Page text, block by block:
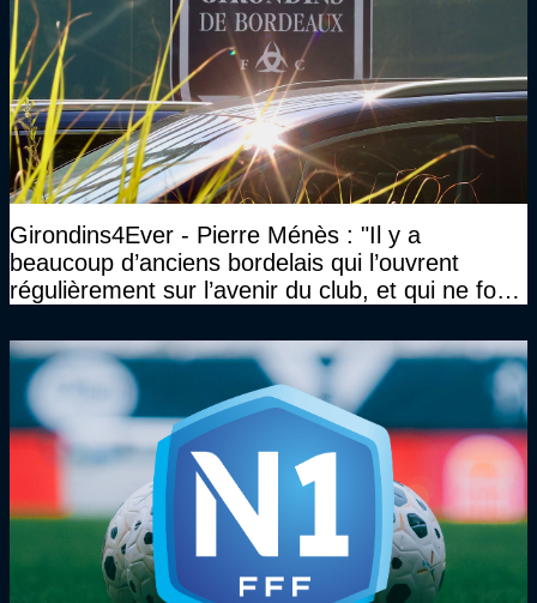
Girondins4Ever - Pierre Ménès : "Il y a
beaucoup d’anciens bordelais qui l’ouvrent
régulièrement sur l’avenir du club, et qui ne font